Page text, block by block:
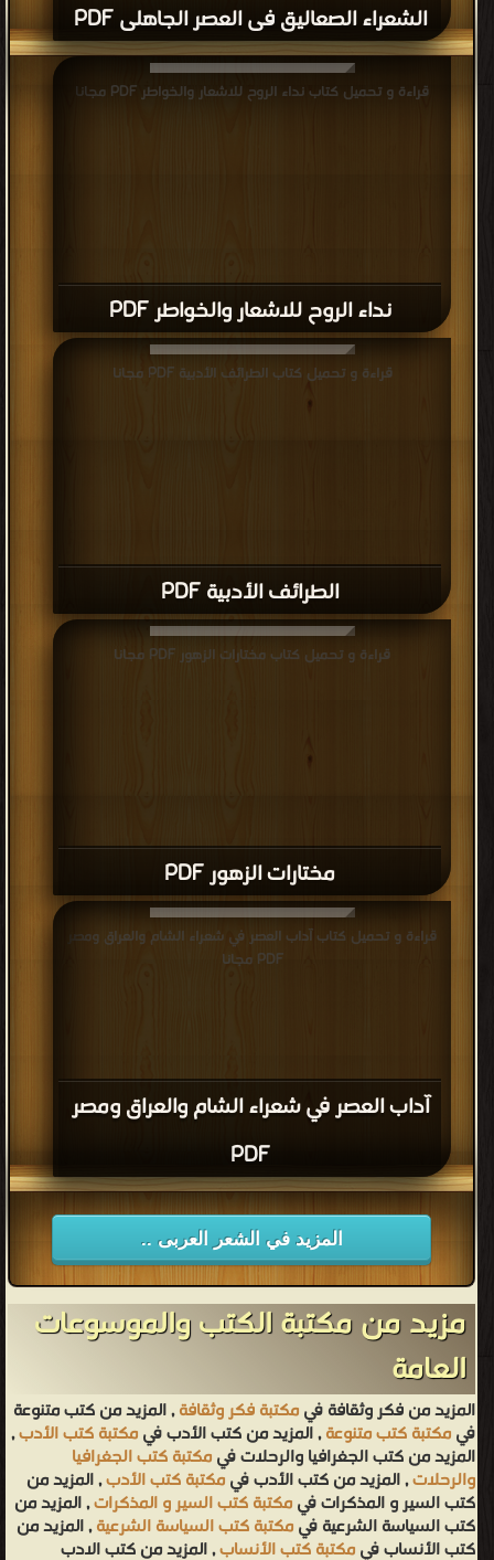
الشعراء الصعاليق فى العصر الجاهلى PDF
نداء الروح للاشعار والخواطر PDF
قراءة و تحميل كتاب نداء الروح للاشعار والخواطر PDF مجانا
الطرائف الأدبية PDF
قراءة و تحميل كتاب الطرائف الأدبية PDF مجانا
مختارات الزهور PDF
قراءة و تحميل كتاب مختارات الزهور PDF مجانا
آداب العصر في شعراء الشام والعراق ومصر
PDF
قراءة و تحميل كتاب آداب العصر في شعراء الشام والعراق ومصر
PDF مجانا
المزيد في الشعر العربى ..
مزيد من مكتبة الكتب والموسوعات
العامة
المزيد من فكر وثقافة فيمكتبة فكر وثقافة, المزيد من كتب متنوعة
فيمكتبة كتب متنوعة, المزيد من كتب الأدب فيمكتبة كتب الأدب,
المزيد من كتب الجغرافيا والرحلات فيمكتبة كتب الجغرافيا
والرحلات, المزيد من كتب الأدب فيمكتبة كتب الأدب, المزيد من
كتب السير و المذكرات فيمكتبة كتب السير و المذكرات, المزيد من
كتب السياسة الشرعية فيمكتبة كتب السياسة الشرعية, المزيد من
كتب الأنساب فيمكتبة كتب الأنساب, المزيد من كتب الادب